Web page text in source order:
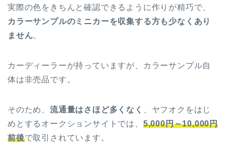
実際の色をきちんと確認できるように作りが精巧で、
カラーサンプルのミニカーを収集する方も少なくあり
ません。
カーディーラーが持っていますが、カラーサンプル自
体は非売品です。
そのため、 流通量はさほど多くなく
、ヤフオクをはじ
めとするオークションサイトでは、 5,000円～10,000円
前後で取引されています。